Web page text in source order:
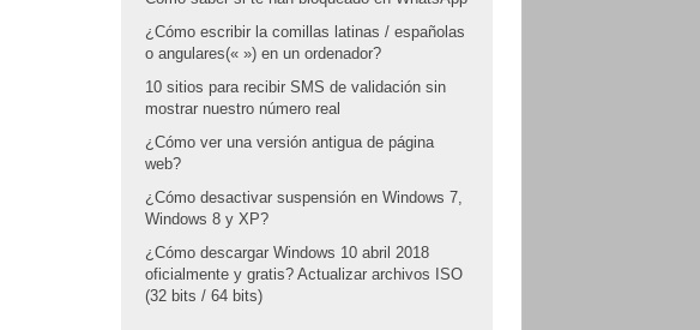
¿Cómo escribir la comillas latinas / españolas
o angulares(« ») en un ordenador?
10 sitios para recibir SMS de validación sin
mostrar nuestro número real
¿Cómo ver una versión antigua de página
web?
¿Cómo desactivar suspensión en Windows 7,
Windows 8 y XP?
¿Cómo descargar Windows 10 abril 2018
oficialmente y gratis? Actualizar archivos ISO
(32 bits / 64 bits)